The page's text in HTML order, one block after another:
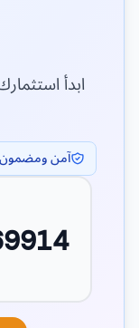
ابدأ
آمن ومضمون